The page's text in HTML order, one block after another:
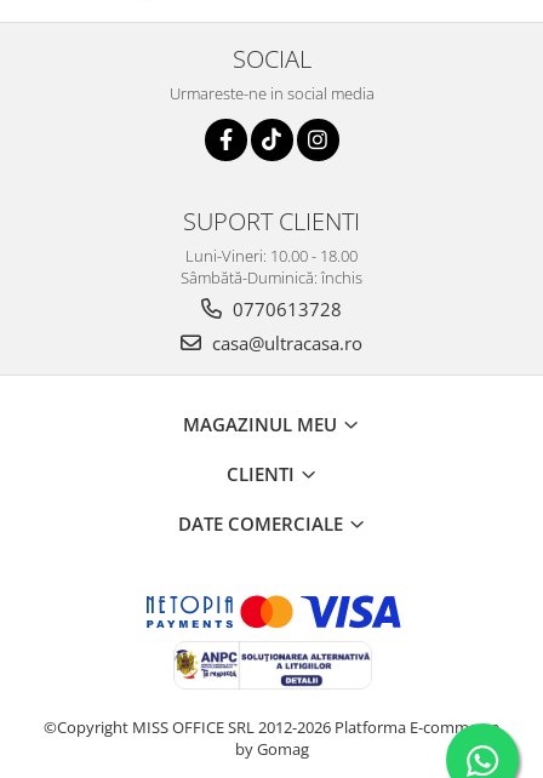
SOCIAL
Urmareste-ne in social media
SUPORT CLIENTI
Luni-Vineri: 10.00 - 18.00
Sâmbătă-Duminică: închis
0770613728
casa@ultracasa.ro
MAGAZINUL MEU
CLIENTI
DATE COMERCIALE
©Copyright MISS OFFICE SRL 2012-2026 Platforma E-commerce
by Gomag